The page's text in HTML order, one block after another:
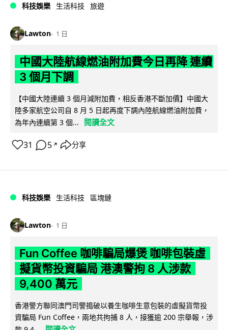
科技娛樂 生活科技 旅遊
Lawton 1 日
中國大陸航線燃油附加費今日再降 連續
3 個月下調
【中國大陸連續 3 個月減附加費，相反香港不斷加價】中國大
陸多家航空公司自 8 月 5 日起再度下調內陸航線燃油附加費，
為年內連續第 3 個...
閱讀全文
31 5 ↗ 分享
科技娛樂 生活科技 區塊鏈
Lawton 1 日
Fun Coffee 咖啡騙局爆煲 咖啡包裝虛
擬貨幣投資騙局 港澳警拘 8 人涉款
9,400 萬元
香港警方聯同澳門司警搗破以養生咖啡生意包裝的虛擬貨幣投
資騙局 Fun Coffee，兩地共拘捕 8 人，接獲逾 200 宗舉報，涉